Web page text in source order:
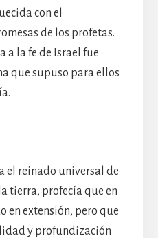
con el
de los profetas.
a la fe de Israel fue
que supuso para ellos
el reinado universal de
tierra, profecía que en
en extensión, pero que
y profundización